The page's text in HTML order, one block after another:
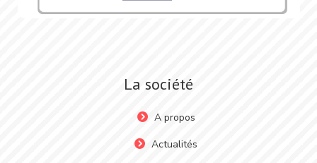
La société
A propos
Actualités